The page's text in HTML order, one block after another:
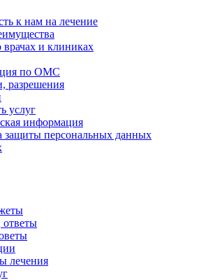
к нам на лечение
и клиниках
по ОМС
разрешения
услуг
информация
защиты персональных данных
лечения